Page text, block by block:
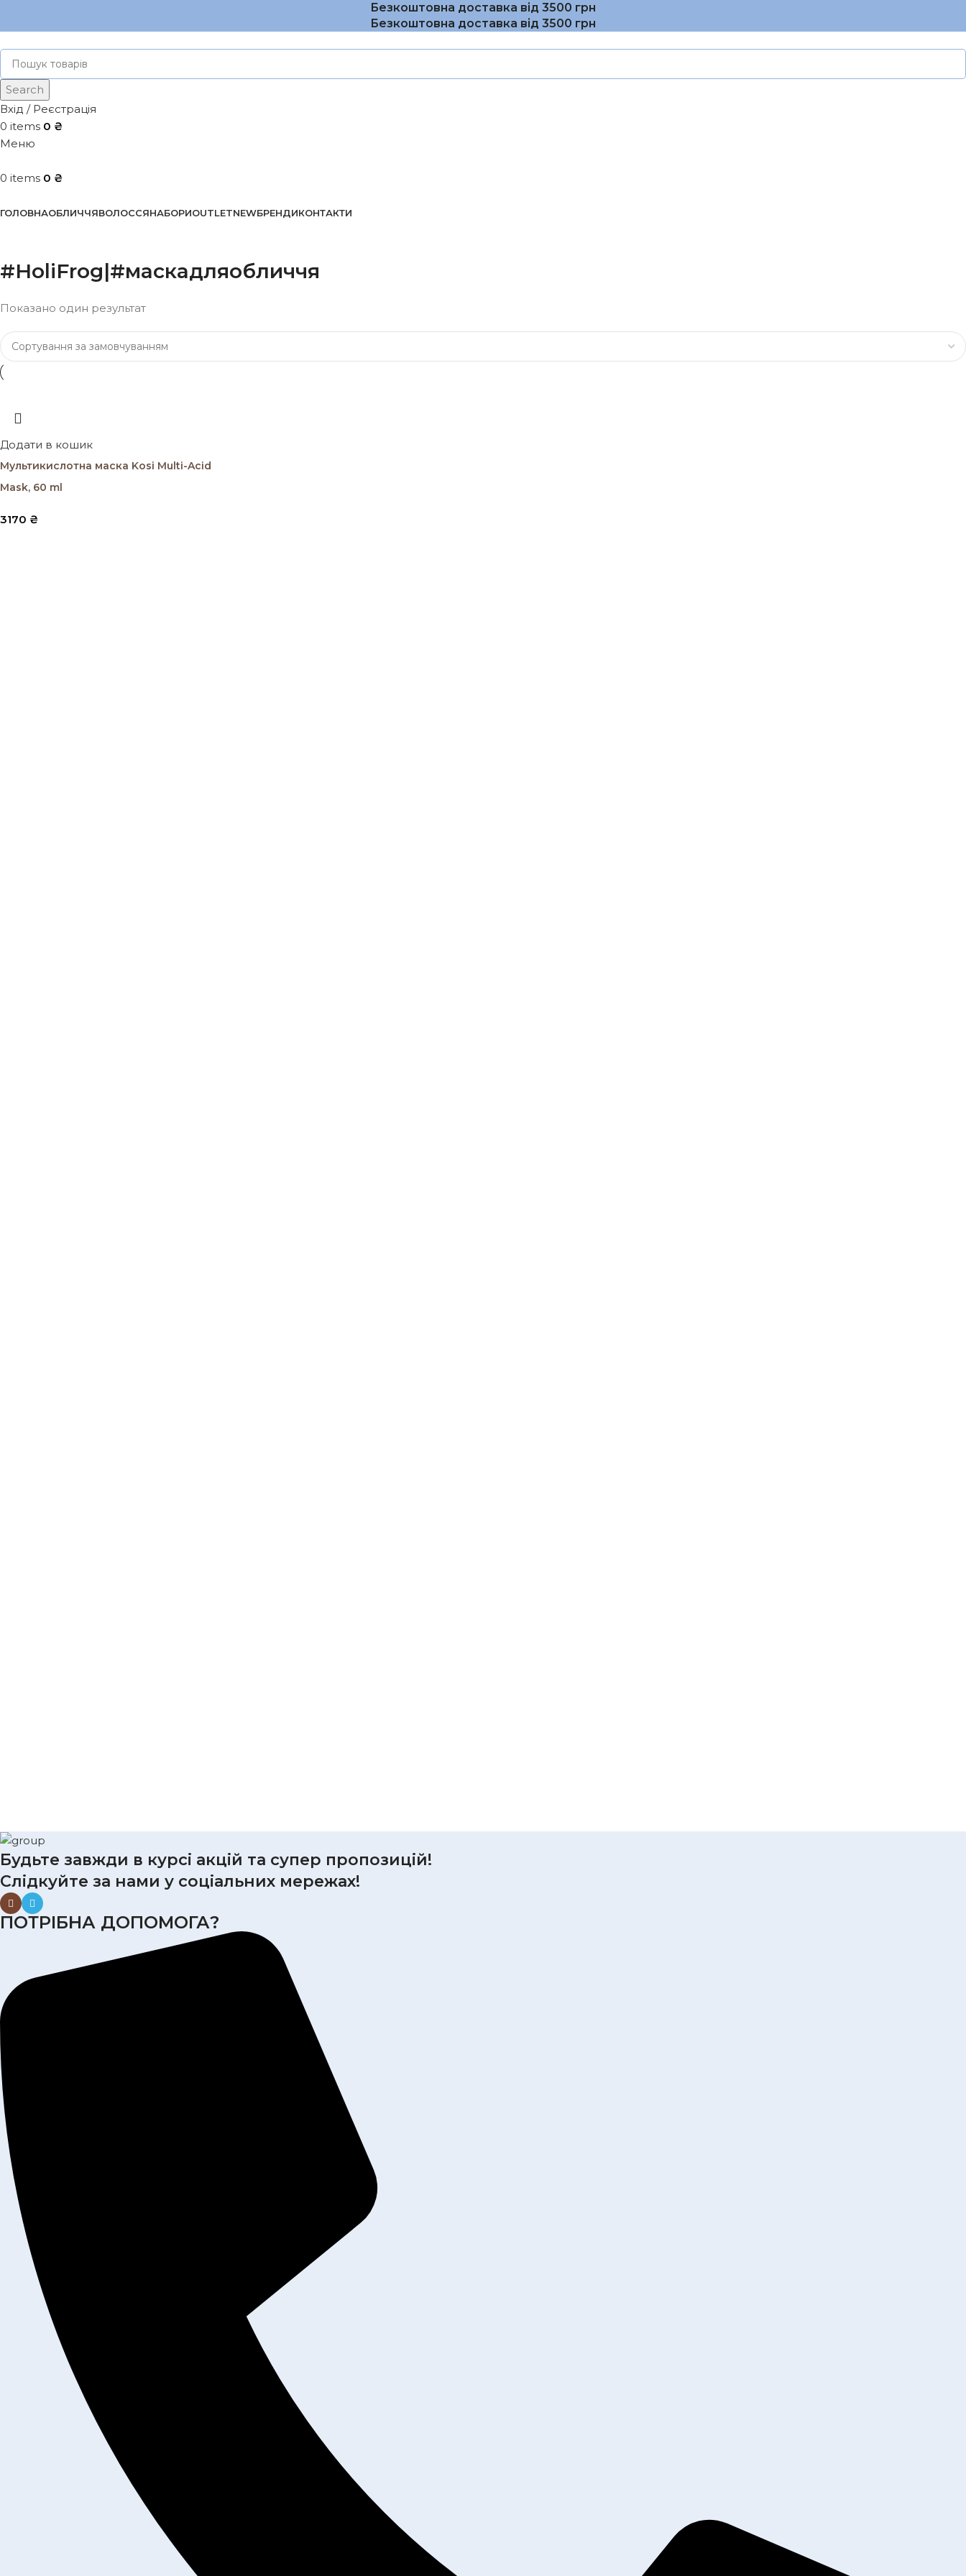
Безкоштовна доставка від 3500 грн
Безкоштовна доставка від 3500 грн
Search
Вхід / Реєстрація
0 items 0 ₴
Меню
0 items 0 ₴
ГОЛОВНАОБЛИЧЧЯВОЛОССЯНАБОРИOUTLETNEWБРЕНДИКОНТАКТИ
#HoliFrog|#маскадляобличчя
Показано один результат
Додати в кошик
Мультикислотна маска Kosi Multi-Acid
Mask, 60 ml
3170 ₴
Будьте завжди в курсі акцій та супер пропозицій!
Слідкуйте за нами у соціальних мережах!
ПОТРІБНА ДОПОМОГА?